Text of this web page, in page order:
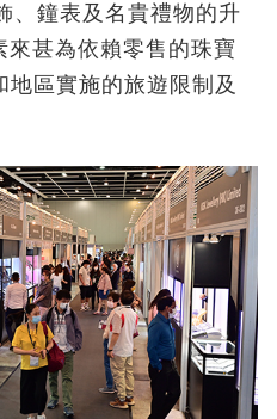
、鐘表及名貴禮物的升
甚為依賴零售的珠寶
區實施的旅遊限制及